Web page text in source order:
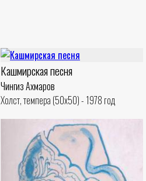
Кашмирская песня
Чингиз Ахмаров
Холст, темпера (50x50) - 1978 год